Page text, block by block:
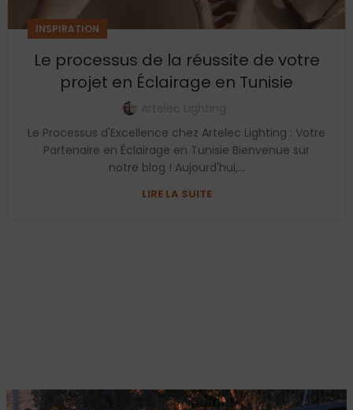
INSPIRATION
Le processus de la réussite de votre
projet en Éclairage en Tunisie
Le Processus d'Excellence chez Artelec Lighting : Votre
Partenaire en Éclairage en Tunisie Bienvenue sur
notre blog ! Aujourd'hui,...
LIRE LA SUITE